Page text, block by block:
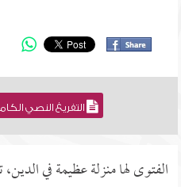
التفريغ النصي
الفتوى لها منزلة عظيمة في